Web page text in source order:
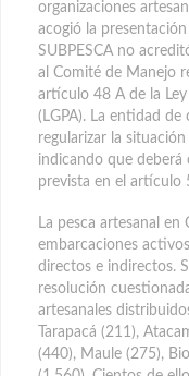
organizaciones
acogió la
SUBPESCA no
al Comité de Manejo
artículo 48 A de la
(LGPA). La entidad
regularizar la
indicando que deberá
prevista en el artículo
La pesca artesanal
embarcaciones
directos e indirectos.
resolución
artesanales
Tarapacá (211),
(440), Maule (275),